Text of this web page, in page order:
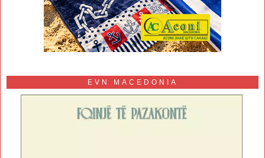
EVN MACEDONIA